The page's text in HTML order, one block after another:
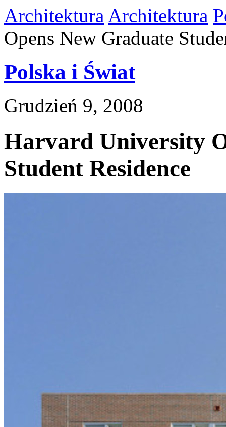
Architektura Architektura
Opens New Graduate
Polska i Świat
Grudzień 9, 2008
Harvard University
Student Residence